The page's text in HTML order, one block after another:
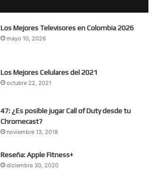
Los Mejores Televisores en Colombia 2026
mayo 10, 2026
Los Mejores Celulares del 2021
octubre 22, 2021
47: ¿Es posible jugar Call of Duty desde tu
Chromecast?
noviembre 13, 2018
Reseña: Apple Fitness+
diciembre 30, 2020